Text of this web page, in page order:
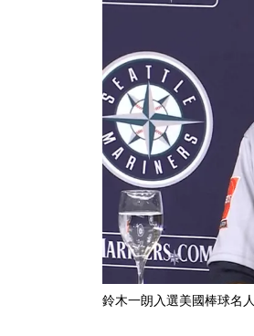
鈴木一朗入選美國棒球名